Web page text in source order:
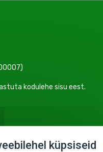
kodulehe sisu eest.
küpsiseid